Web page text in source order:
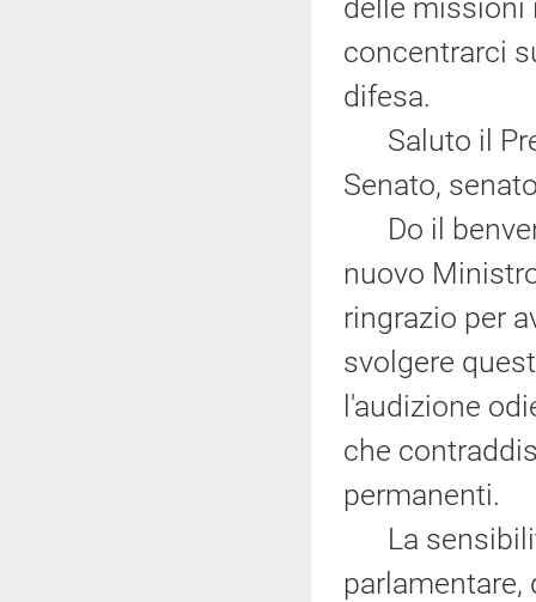
delle missioni
concentrarci
difesa.
Saluto il
Senato,
Do il
nuovo
ringrazio per
svolgere
l'audizione
che
permanenti.
La